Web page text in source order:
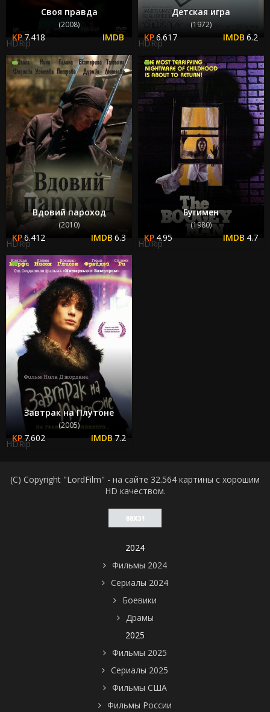
Своя правда
(2008)
7.418
HDRip
Детская игра
(1972)
6.617 6.2
HDRip
Вдовий пароход
(2010)
6.412 6.3
HDRip
Бугимен
(1980)
4.95 4.7
HDRip
Завтрак на Плутоне
(2005)
7.602 7.2
HDRip
(C) Copyright "LordFilm" - на сайте 32.564 картины с хорошим
HD качеством.
2024
Фильмы 2024
Сериалы 2024
Боевики
Драмы
2025
Фильмы 2025
Сериалы 2025
Фильмы США
Фильмы России